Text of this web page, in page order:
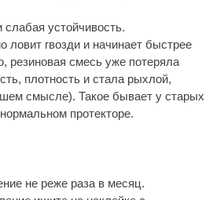
устойчивость.
ловит гвозди и начинает быстрее
резиновая смесь уже потеряла
плотность и стала рыхлой,
смысле). Такое бывает у старых
протекторе.
не реже раза в месяц.